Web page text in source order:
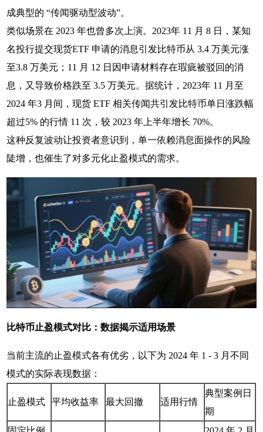
成典型的 “传闻驱动型波动”。
类似场景在 2023 年也曾多次上演。2023年 11 月 8 日，某知
名投行提交现货ETF 申请的消息引发比特币从 3.4 万美元涨
至3.8 万美元；11 月 12 日因申请材料存在瑕疵被驳回的消
息，又导致价格跌至 3.5 万美元。据统计，2023年 11 月至
2024 年3 月间，现货 ETF 相关传闻共引发比特币单日涨跌幅
超过5% 的行情 11 次，较 2023 年上半年增长 70%。
这种反复波动让投资者意识到，单一依赖消息面操作的风险
陡增，也催生了对多元化止盈模式的需求。
比特币止盈模式对比：数据揭示适用场景
当前主流的止盈模式各有优劣，以下为 2024 年 1 - 3 月不同
模式的实际表现数据：
止盈模式 平均收益率 最大回撤 适用行情
典型案例日
期